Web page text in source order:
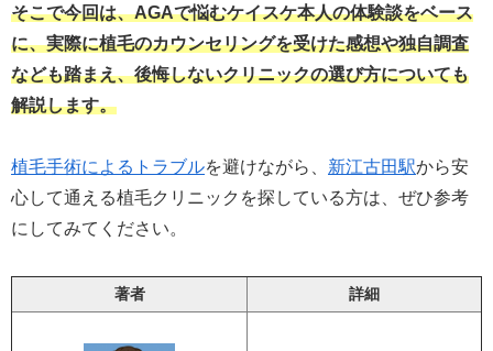
そこで今回は、AGAで悩むケイスケ本人の体験談をベース
に、実際に植毛のカウンセリングを受けた感想や独自調査
なども踏まえ、後悔しないクリニックの選び方についても
解説します。
植毛手術によるトラブルを避けながら、 新江古田駅から安
心して通える植毛クリニックを探している方は、ぜひ参考
にしてみてください。
著者 詳細